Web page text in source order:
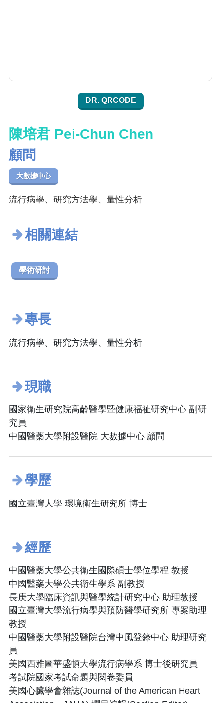
DR. QRCODE
陳培君 Pei-Chun Chen
顧問
大數據中心
流行病學、研究方法學、量性分析
相關連結
學術研討
專長
流行病學、研究方法學、量性分析
現職
國家衛生研究院高齡醫學暨健康福祉研究中心 副研
究員
中國醫藥大學附設醫院 大數據中心 顧問
學歷
國立臺灣大學 環境衛生研究所 博士
經歷
中國醫藥大學公共衛生國際碩士學位學程 教授
中國醫藥大學公共衛生學系 副教授
長庚大學臨床資訊與醫學統計研究中心 助理教授
國立臺灣大學流行病學與預防醫學研究所 專案助理
教授
中國醫藥大學附設醫院台灣中風登錄中心 助理研究
員
美國西雅圖華盛頓大學流行病學系 博士後研究員
考試院國家考試命題與閱卷委員
美國心臟學會雜誌(Journal of the American Heart